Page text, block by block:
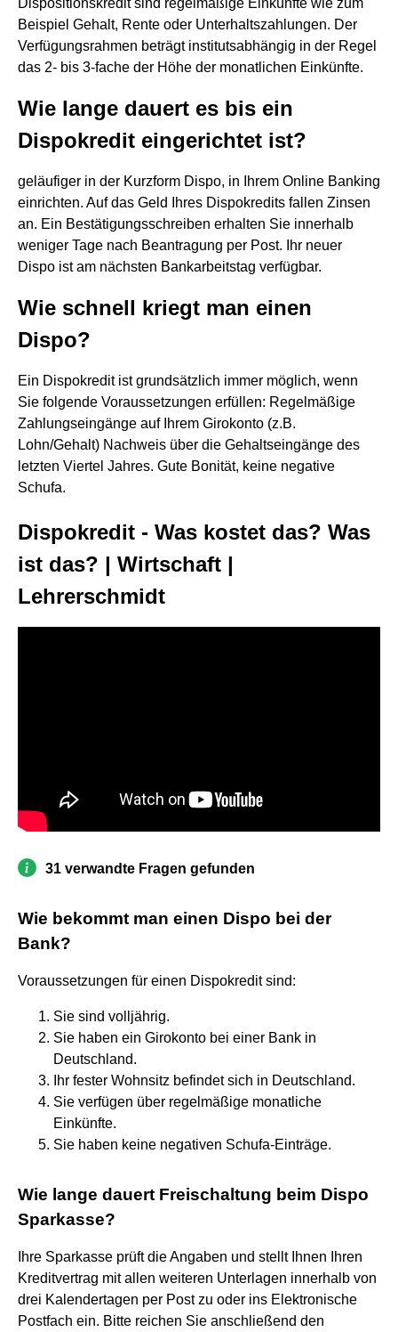
Dispositionskredit sind regelmäßige Einkünfte wie zum
Beispiel Gehalt, Rente oder Unterhaltszahlungen. Der
Verfügungsrahmen beträgt institutsabhängig in der Regel
das 2- bis 3-fache der Höhe der monatlichen Einkünfte.
Wie lange dauert es bis ein
Dispokredit eingerichtet ist?
geläufiger in der Kurzform Dispo, in Ihrem Online Banking
einrichten. Auf das Geld Ihres Dispokredits fallen Zinsen
an. Ein Bestätigungsschreiben erhalten Sie innerhalb
weniger Tage nach Beantragung per Post. Ihr neuer
Dispo ist am nächsten Bankarbeitstag verfügbar.
Wie schnell kriegt man einen
Dispo?
Ein Dispokredit ist grundsätzlich immer möglich, wenn
Sie folgende Voraussetzungen erfüllen: Regelmäßige
Zahlungseingänge auf Ihrem Girokonto (z.B.
Lohn/Gehalt) Nachweis über die Gehaltseingänge des
letzten Viertel Jahres. Gute Bonität, keine negative
Schufa.
Dispokredit - Was kostet das? Was
ist das? | Wirtschaft |
Lehrerschmidt
31 verwandte Fragen gefunden
Wie bekommt man einen Dispo bei der
Bank?
Voraussetzungen für einen Dispokredit sind:
Sie sind volljährig.
Sie haben ein Girokonto bei einer Bank in
Deutschland.
Ihr fester Wohnsitz befindet sich in Deutschland.
Sie verfügen über regelmäßige monatliche
Einkünfte.
Sie haben keine negativen Schufa-Einträge.
Wie lange dauert Freischaltung beim Dispo
Sparkasse?
Ihre Sparkasse prüft die Angaben und stellt Ihnen Ihren
Kreditvertrag mit allen weiteren Unterlagen innerhalb von
drei Kalendertagen per Post zu oder ins Elektronische
Postfach ein. Bitte reichen Sie anschließend den